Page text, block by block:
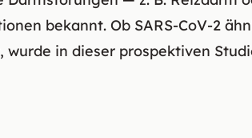
bekannt. Ob SARS-CoV-2
wurde in dieser prospektiven